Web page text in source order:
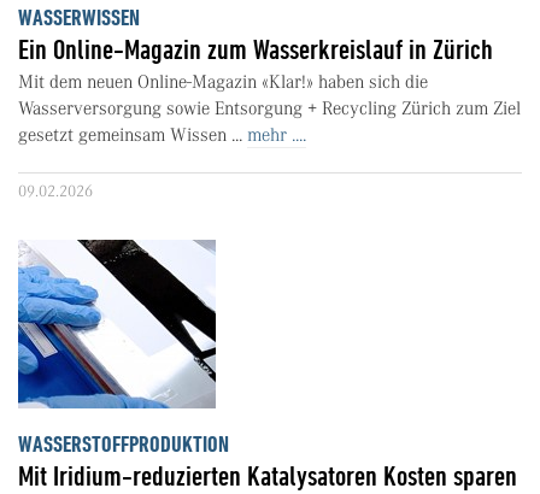
WASSERWISSEN
Ein Online-Magazin zum Wasserkreislauf in Zürich
Mit dem neuen Online-Magazin «Klar!» haben sich die
Wasserversorgung sowie Entsorgung + Recycling Zürich zum Ziel
gesetzt gemeinsam Wissen ... mehr ....
09.02.2026
WASSERSTOFFPRODUKTION
Mit Iridium-reduzierten Katalysatoren Kosten sparen